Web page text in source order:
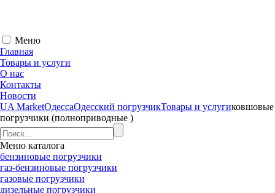
Меню
Главная
Товары и услуги
О нас
Контакты
Новости
UA MarketОдессаОдесский погрузчикТовары и услугиковшовые
погрузчики (полноприводные )
Меню каталога
бензиновые погрузчики
газ-бензиновые погрузчики
газовые погрузчики
дизельные погрузчики